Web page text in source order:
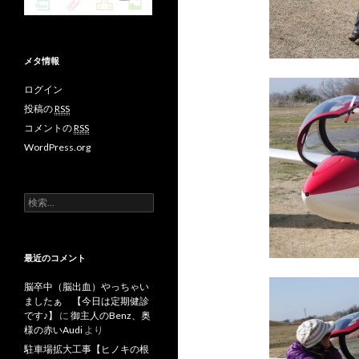
メタ情報
ログイン
投稿のRSS
コメントのRSS
WordPress.org
検
索
最近のコメント
脳卒中（脳出血）やっちゃい
ましたぁ 【今日は定期健診
です♪】
に 御主人のBenz、奥
様の赤いAudi より
駐車場拡大工事【ヒノキの根